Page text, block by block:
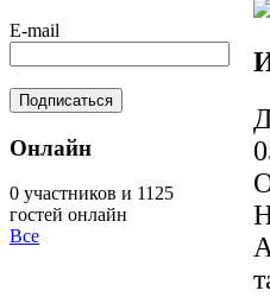
E-mail
Онлайн
0 участников и 1125
гостей онлайн
Все